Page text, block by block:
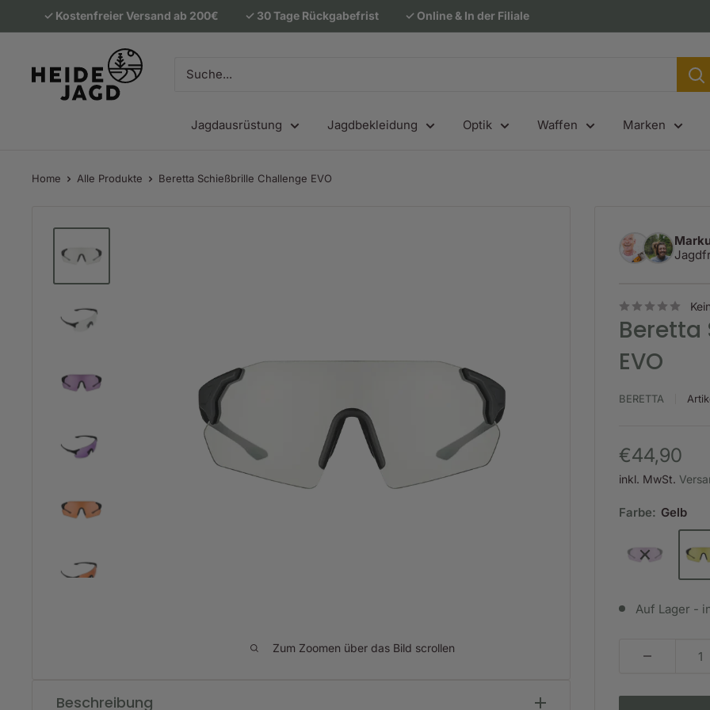
zum
✓ Kostenfreier Versand ab 200€ ✓ 30 Tage Rückgabefrist ✓ Online & In der Filiale
Jagdausrüstung Jagdbekleidung Optik Waffen Marken
Home Alle Produkte Beretta Schießbrille Challenge EVO
Zum Zoomen über das Bild scrollen
Beretta
EVO
BERETTA
Sonderpreis
€44,90
inkl. MwSt.
Farbe: Gelb
Auf Lager -
Beschreibung